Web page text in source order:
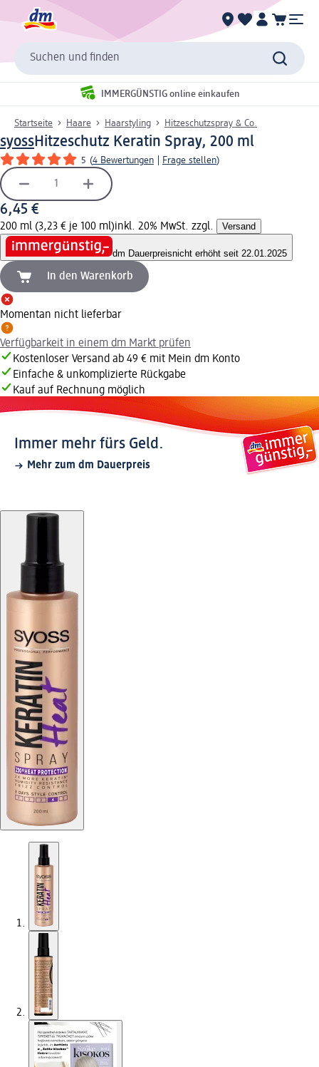
Suchen und finden
IMMERGÜNSTIG online einkaufen
Startseite Haare Haarstyling Hitzeschutzspray & Co.
syossHitzeschutz Keratin Spray, 200 ml
5 (4 Bewertungen Frage stellen)
6,45 €
200 ml (3,23 € je 100 ml)inkl. 20% MwSt. zzgl. Versand
dm Dauerpreisnicht erhöht seit 22.01.2025
In den Warenkorb
Momentan nicht lieferbar
Verfügbarkeit in einem dm Markt prüfen
Kostenloser Versand ab 49 € mit Mein dm Konto
Einfache & unkomplizierte Rückgabe
Kauf auf Rechnung möglich
Immer mehr fürs Geld.
Mehr zum dm Dauerpreis